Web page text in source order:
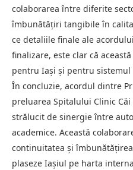
colaborarea între diferite
îmbunătățiri tangibile în
ce detaliile finale ale
finalizare, este clar că
pentru Iași și pentru sistemul
În concluzie, acordul dintre
preluarea Spitalului Clinic
strălucit de sinergie între
academice. Această
continuitatea și
plaseze Iașiul pe harta